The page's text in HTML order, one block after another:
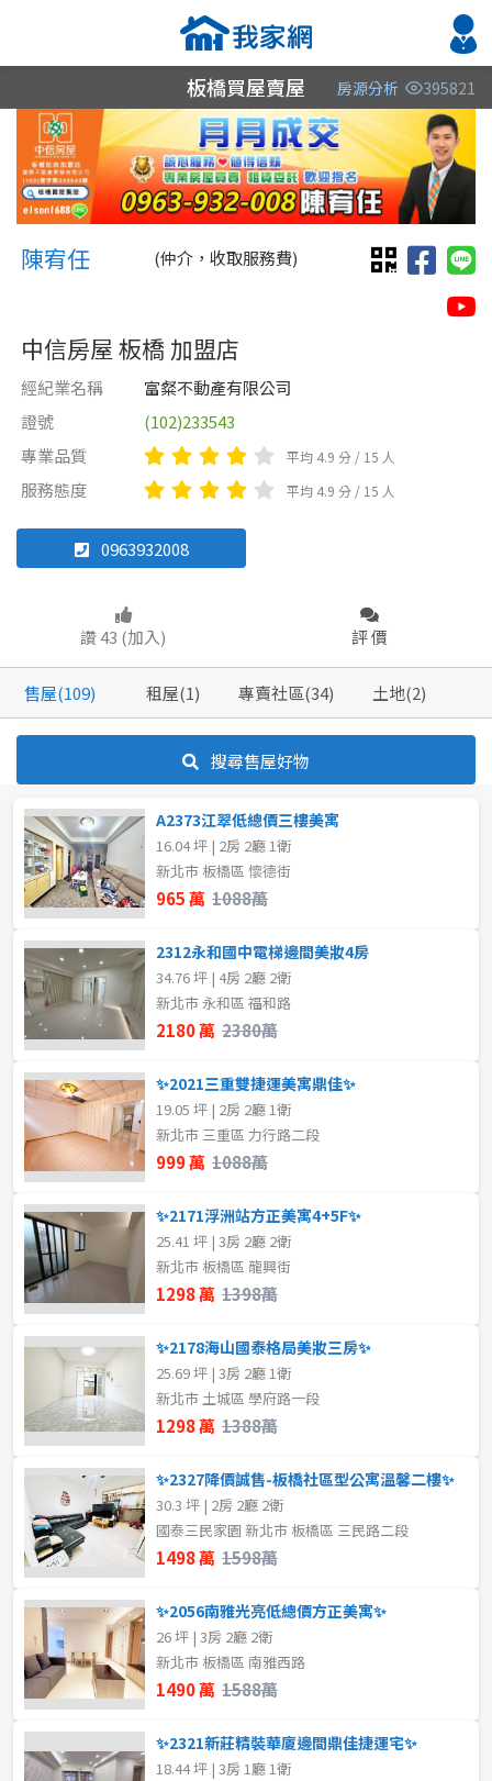
縣市
不限
桃園市
宜蘭縣
區域
不限
不拘 公寓 電梯大樓 透天厝
華廈 店面
不拘
20坪以下
20~30 坪 30~40 坪
60~70 坪
80坪以上
~
樓層
不拘
1樓 2樓
3樓 4樓
5~10樓
21樓以上
~
不拘
2房 3房
4房 5房以上
屋齡
不拘
售價
縣市
不限
區域
不限
縣市
不限
區域
不限
不拘 獨立套房
坪數
~ 坪
~
不拘
租金(元)
板橋買屋賣屋 房源分析 395821
陳宥任 板橋買屋賣屋陳宥任
陳宥任 (仲介，收取服務費)
中信房屋 板橋 加盟店
經紀業名稱
富粲不動產有限公司
證號
(102)233543
專業品質
平均 4.9 分 / 15 人
服務態度 平均 4.9 分 / 15 人
0963932008
讚 43 (加入) 評 價
售屋(109) 租屋(1) 專賣社區(34) 土地(2)
搜尋售屋好物
A2373江翠低總價三樓美寓
16.04 坪 | 2房 2廳 1衛
新北市 板橋區 懷德街
965 萬 1088萬
2312永和國中電梯邊間美妝4房
34.76 坪 | 4房 2廳 2衛
新北市 永和區 福和路
2180 萬 2380萬
✨2021三重雙捷運美寓鼎佳✨
19.05 坪 | 2房 2廳 1衛
新北市 三重區 力行路二段
999 萬 1088萬
✨2171浮洲站方正美寓4+5F✨
25.41 坪 | 3房 2廳 2衛
新北市 板橋區 龍興街
1298 萬 1398萬
✨2178海山國泰格局美妝三房✨
25.69 坪 | 3房 2廳 1衛
新北市 土城區 學府路一段
1298 萬 1388萬
✨2327降價誠售-板橋社區型公寓溫馨二樓✨
30.3 坪 | 2房 2廳 2衛
國泰三民家園 新北市 板橋區 三民路二段
1498 萬 1598萬
✨2056南雅光亮低總價方正美寓✨
26 坪 | 3房 2廳 2衛
新北市 板橋區 南雅西路
1490 萬 1588萬
✨2321新莊精裝華廈邊間鼎佳捷運宅✨
18.44 坪 | 3房 1廳 1衛